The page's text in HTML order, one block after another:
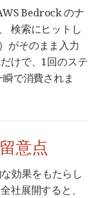
Bedrock のナ
検索にヒットし
がそのまま入力
けで、1回のステ
で消費されま
意点
効果をもたらし
社展開すると、